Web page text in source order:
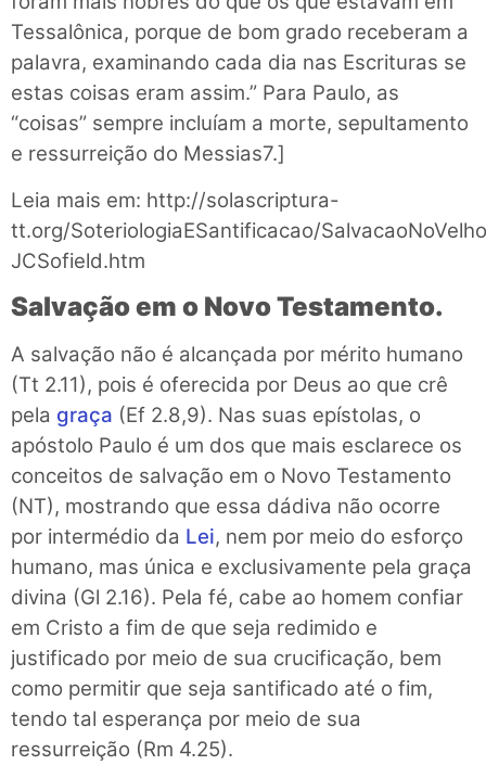
Tessalônica, porque de bom grado receberam a
palavra, examinando cada dia nas Escrituras se
estas coisas eram assim.” Para Paulo, as
“coisas” sempre incluíam a morte, sepultamento
e ressurreição do Messias7.]
Leia mais em: http://solascriptura-
tt.org/SoteriologiaESantificacao/
JCSofield.htm
Salvação em o Novo Testamento.
A salvação não é alcançada por mérito humano
(Tt 2.11), pois é oferecida por Deus ao que crê
pela graça (Ef 2.8,9). Nas suas epístolas, o
apóstolo Paulo é um dos que mais esclarece os
conceitos de salvação em o Novo Testamento
(NT), mostrando que essa dádiva não ocorre
por intermédio da Lei, nem por meio do esforço
humano, mas única e exclusivamente pela graça
divina (Gl 2.16). Pela fé, cabe ao homem confiar
em Cristo a fim de que seja redimido e
justificado por meio de sua crucificação, bem
como permitir que seja santificado até o fim,
tendo tal esperança por meio de sua
ressurreição (Rm 4.25).